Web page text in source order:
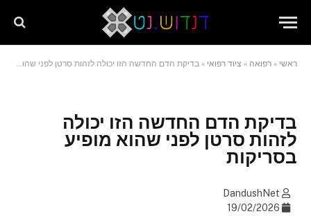
מֻפְעֶלֶת
הַמְּסַיַּעַת
לִנְגִישׁוּת
הָאֲתָר.
ראשי » רפואה » ציוד רפואי » בדיקת הדם החדשה הזו יכולה לזהות סרטן לפני שהוא מופיע בסריקות
בדיקת הדם החדשה הזו יכולה
לזהות סרטן לפני שהוא מופיע
בסריקות
DandushNet
19/02/2026